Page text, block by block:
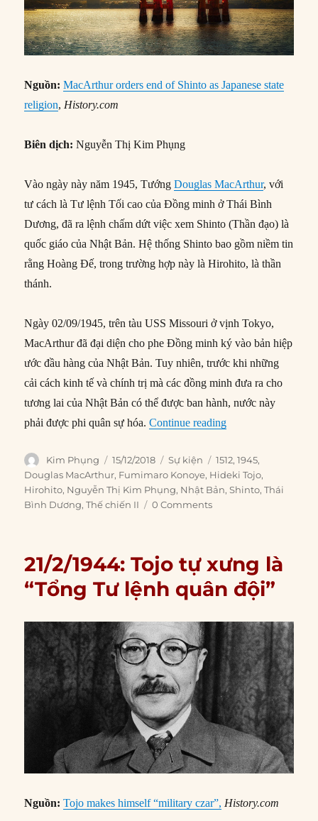
Nguồn: MacArthur orders end of Shinto as Japanese state
religion, History.com
Biên dịch: Nguyễn Thị Kim Phụng
Vào ngày này năm 1945, TướngDouglas MacArthur, với
tư cách là Tư lệnh Tối cao của Đồng minh ở Thái Bình
Dương, đã ra lệnh chấm dứt việc xem Shinto (Thần đạo) là
quốc giáo của Nhật Bản. Hệ thống Shinto bao gồm niềm tin
rằng Hoàng Đế, trong trường hợp này là Hirohito, là thần
thánh.
Ngày 02/09/1945, trên tàu USS Missouri ở vịnh Tokyo,
MacArthur đã đại diện cho phe Đồng minh ký vào bản hiệp
ước đầu hàng của Nhật Bản. Tuy nhiên, trước khi những
cải cách kinh tế và chính trị mà các đồng minh đưa ra cho
tương lai của Nhật Bản có thể được ban hành, nước này
phải được phi quân sự hóa.Continue reading“15/12/1945:
Author
Kim Phụng
Posted
on
15/12/2018 Categories
Sự kiện Tags
1512,1945,
Douglas MacArthur, Fumimaro Konoye, Hideki Tojo,
Hirohito, Nguyễn Thị Kim Phụng, Nhật Bản,Shinto,Thái
Bình Dương,Thế chiến II 0 Comments
21/2/1944: Tojo tự xưng là
“Tổng Tư lệnh quân đội”
Nguồn: Tojo makes himself “military czar”, History.com